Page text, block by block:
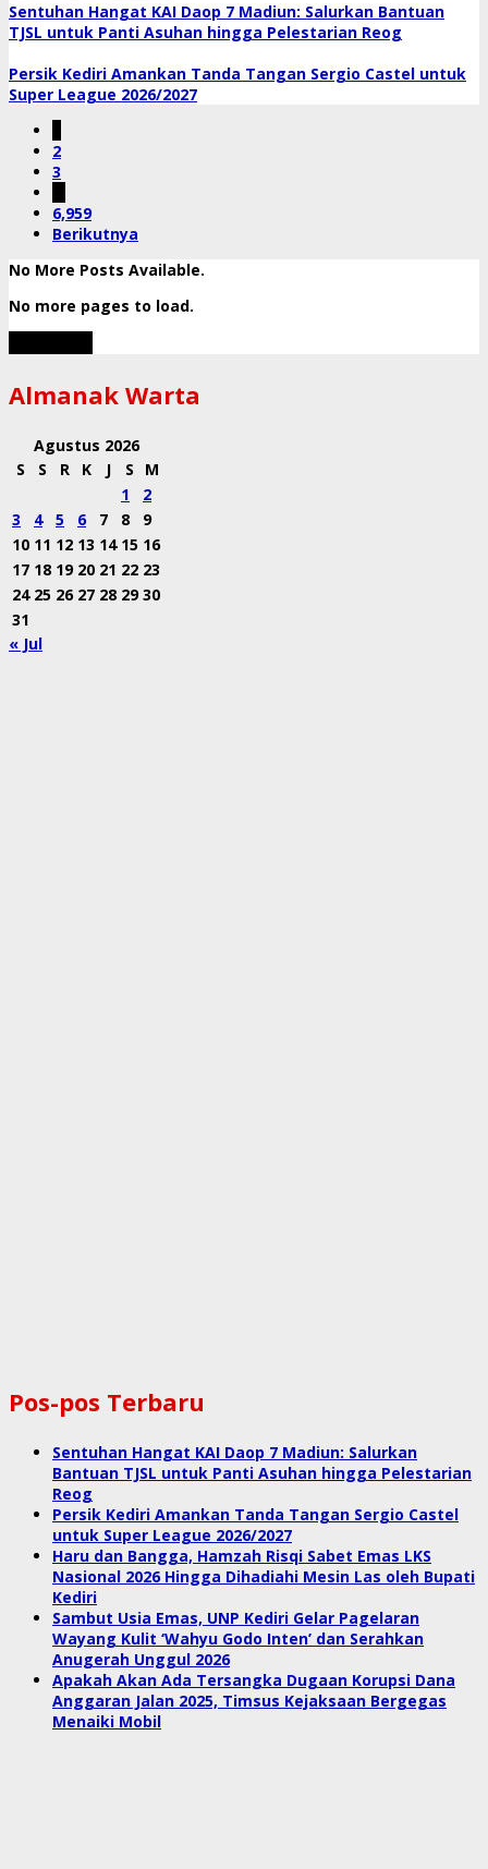
Sentuhan Hangat KAI Daop 7 Madiun: Salurkan Bantuan
TJSL untuk Panti Asuhan hingga Pelestarian Reog
Persik Kediri Amankan Tanda Tangan Sergio Castel untuk
Super League 2026/2027
2
3
6,959
Berikutnya
No More Posts Available.
No more pages to load.
Almanak Warta
Agustus 2026
S
S R K J S
M
1
2
3
4 5 6 7 8
9
10 11 12 13 14 15 16
17 18 19 20 21 22 23
24 25 26 27 28 29 30
31
« Jul
Pos-pos Terbaru
Sentuhan Hangat KAI Daop 7 Madiun: Salurkan
Bantuan TJSL untuk Panti Asuhan hingga Pelestarian
Reog
Persik Kediri Amankan Tanda Tangan Sergio Castel
untuk Super League 2026/2027
Haru dan Bangga, Hamzah Risqi Sabet Emas LKS
Nasional 2026 Hingga Dihadiahi Mesin Las oleh Bupati
Kediri
Sambut Usia Emas, UNP Kediri Gelar Pagelaran
Wayang Kulit ‘Wahyu Godo Inten’ dan Serahkan
Anugerah Unggul 2026
Apakah Akan Ada Tersangka Dugaan Korupsi Dana
Anggaran Jalan 2025, Timsus Kejaksaan Bergegas
Menaiki Mobil